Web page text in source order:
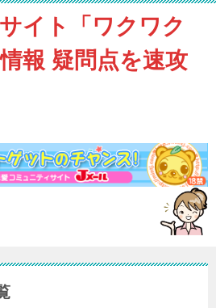
イト「ワクワク
報 疑問点を速攻